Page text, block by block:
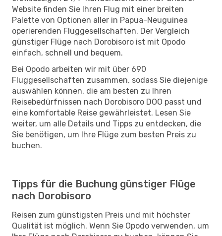
Website finden Sie Ihren Flug mit einer breiten
Palette von Optionen aller in Papua-Neuguinea
operierenden Fluggesellschaften. Der Vergleich
günstiger Flüge nach Dorobisoro ist mit Opodo
einfach, schnell und bequem.
Bei Opodo arbeiten wir mit über 690
Fluggesellschaften zusammen, sodass Sie diejenige
auswählen können, die am besten zu Ihren
Reisebedürfnissen nach Dorobisoro DOO passt und
eine komfortable Reise gewährleistet. Lesen Sie
weiter, um alle Details und Tipps zu entdecken, die
Sie benötigen, um Ihre Flüge zum besten Preis zu
buchen.
Tipps für die Buchung günstiger Flüge
nach Dorobisoro
Reisen zum günstigsten Preis und mit höchster
Qualität ist möglich. Wenn Sie Opodo verwenden, um